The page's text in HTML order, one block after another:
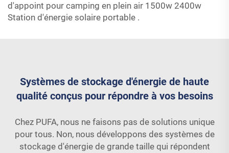
d'appoint pour camping en plein air 1500w 2400w
Station d'énergie solaire portable .
Systèmes de stockage d'énergie de haute
qualité conçus pour répondre à vos besoins
Chez PUFA, nous ne faisons pas de solutions unique
pour tous. Non, nous développons des systèmes de
stockage d'énergie de grande taille qui répondent